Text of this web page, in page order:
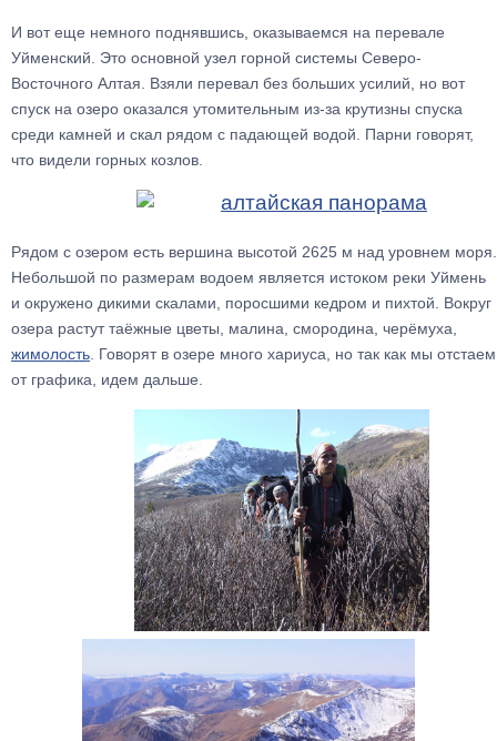
И вот еще немного поднявшись, оказываемся на перевале
Уйменский. Это основной узел горной системы Северо-
Восточного Алтая. Взяли перевал без больших усилий, но вот
спуск на озеро оказался утомительным из-за крутизны спуска
среди камней и скал рядом с падающей водой. Парни говорят,
что видели горных козлов.
Рядом с озером есть вершина высотой 2625 м над уровнем моря.
Небольшой по размерам водоем является истоком реки Уймень
и окружено дикими скалами, поросшими кедром и пихтой. Вокруг
озера растут таёжные цветы, малина, смородина, черёмуха,
жимолость . Говорят в озере много хариуса, но так как мы отстаем
от графика, идем дальше.